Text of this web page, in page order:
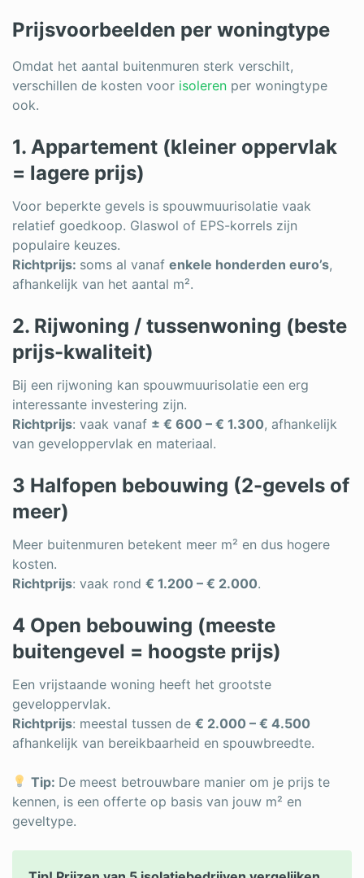
Prijsvoorbeelden per woningtype
Omdat het aantal buitenmuren sterk verschilt,
verschillen de kosten voor isoleren per woningtype
ook.
1. Appartement (kleiner oppervlak
= lagere prijs)
Voor beperkte gevels is spouwmuurisolatie vaak
relatief goedkoop. Glaswol of EPS-korrels zijn
populaire keuzes.
Richtprijs: soms al vanaf enkele honderden euro’s,
afhankelijk van het aantal m².
2. Rijwoning / tussenwoning (beste
prijs-kwaliteit)
Bij een rijwoning kan spouwmuurisolatie een erg
interessante investering zijn.
Richtprijs: vaak vanaf ± € 600 – € 1.300, afhankelijk
van geveloppervlak en materiaal.
3 Halfopen bebouwing (2-gevels of
meer)
Meer buitenmuren betekent meer m² en dus hogere
kosten.
Richtprijs: vaak rond € 1.200 – € 2.000.
4 Open bebouwing (meeste
buitengevel = hoogste prijs)
Een vrijstaande woning heeft het grootste
geveloppervlak.
Richtprijs: meestal tussen de € 2.000 – € 4.500
afhankelijk van bereikbaarheid en spouwbreedte.
Tip: De meest betrouwbare manier om je prijs te
kennen, is een offerte op basis van jouw m² en
geveltype.